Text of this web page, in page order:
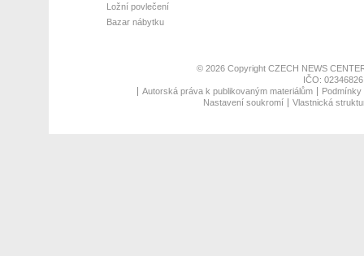
Ložní povlečení
Bazar nábytku
© 2026 Copyright CZECH NEWS
IČO:
Autorská práva k publikovaným materiálům
Nastavení soukromí
Vlastnická